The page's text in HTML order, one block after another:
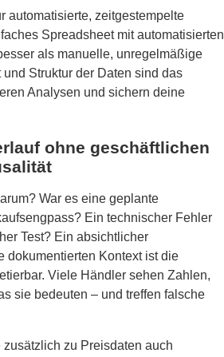
automatisierte, zeitgestempelte
Spreadsheet mit automatisierten
als manuelle, unregelmäßige
Struktur der Daten sind das
Analysen und sichern deine
ohne geschäftlichen
War es eine geplante
Ein technischer Fehler
Test? Ein absichtlicher
dokumentierten Kontext ist die
Viele Händler sehen Zahlen,
sie bedeuten – und treffen falsche
zusätzlich zu Preisdaten auch